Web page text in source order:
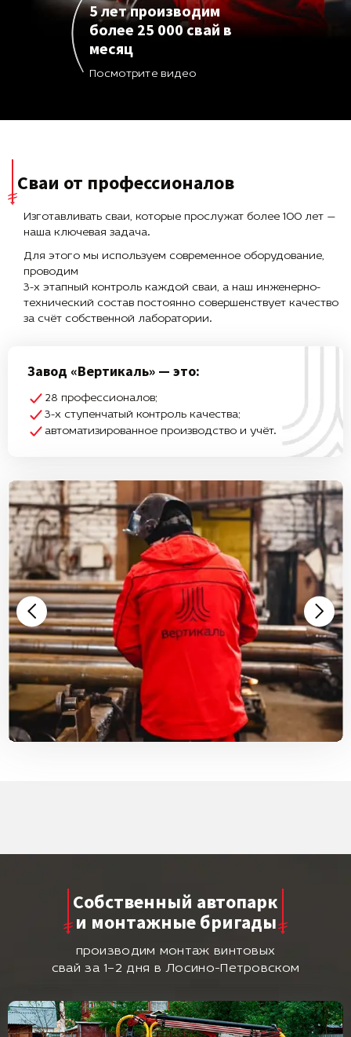
5 лет производим
более 25 000 свай в
месяц
Посмотрите видео
Сваи от профессионалов
Изготавливать сваи, которые прослужат более 100 лет —
наша ключевая задача.
Для этого мы используем современное оборудование,
проводим
3-х этапный контроль каждой сваи, а наш инженерно-
технический состав постоянно совершенствует качество
за счёт собственной лаборатории.
Завод «Вертикаль» — это:
28 профессионалов;
3-х ступенчатый контроль качества;
автоматизированное производство и учёт.
Собственный автопарк
и монтажные бригады
производим монтаж винтовых
свай за 1–2 дня в Лосино-Петровском